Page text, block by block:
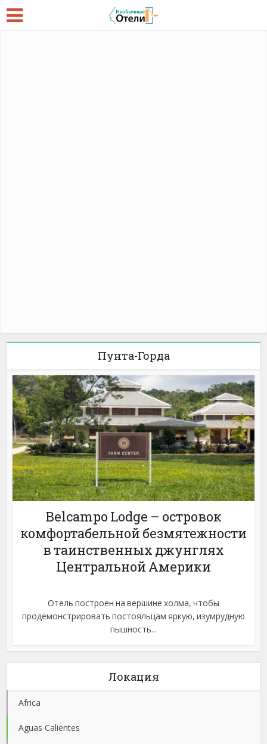
Пунта-Горда
Belcampo Lodge – островок
комфортабельной безмятежности
в таинственных джунглях
Центральной Америки
Отель построен на вершине холма, чтобы
продемонстрировать постояльцам яркую, изумрудную
пышность...
Локация
Africa
Aguas Calientes